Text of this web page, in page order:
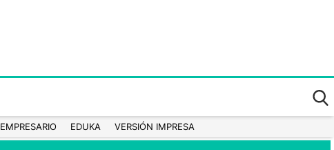
EMPRESARIO EDUKA VERSIÓN IMPRESA